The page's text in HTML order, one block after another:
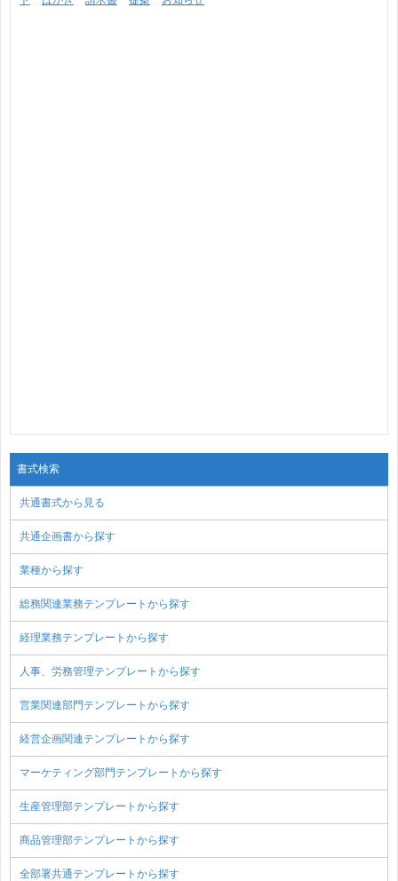
書式検索
共通書式から見る
共通企画書から探す
業種から探す
総務関連業務テンプレートから探す
経理業務テンプレートから探す
人事、労務管理テンプレートから探す
営業関連部門テンプレートから探す
経営企画関連テンプレートから探す
マーケティング部門テンプレートから探す
生産管理部テンプレートから探す
商品管理部テンプレートから探す
全部署共通テンプレートから探す